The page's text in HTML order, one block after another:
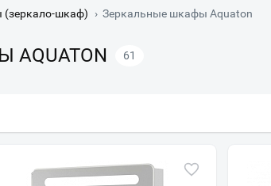
(зеркало-шкаф) › Зеркальные шкафы Aquaton
61